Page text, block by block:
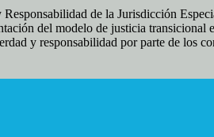
de la Jurisdicción
del modelo de justicia
y responsabilidad por parte de los